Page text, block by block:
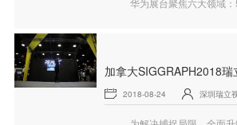
2018-08-24 深圳瑞立